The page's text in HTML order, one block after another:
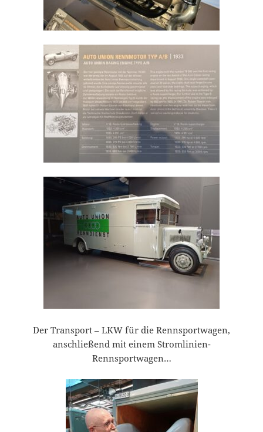
Der Transport – LKW für die Rennsportwagen,
anschließend mit einem Stromlinien-
Rennsportwagen…